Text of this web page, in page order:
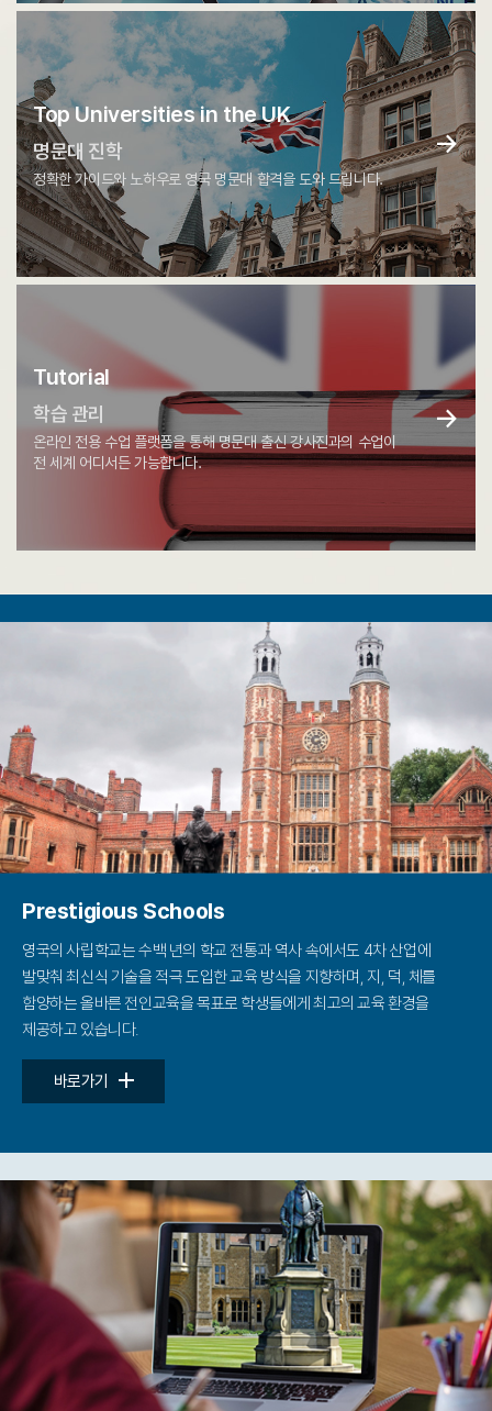
Top Universities in the UK
명문대 진학
정확한 가이드와 노하우로 영국 명문대 합격을 도와 드립니다.
→
Tutorial
학습 관리
온라인 전용 수업 플랫폼을 통해 명문대 출신 강사진과의 수업이
전 세계 어디서든 가능합니다.
→
Prestigious Schools
영국의 사립학교는 수백 년의 학교 전통과 역사 속에서도 4차 산업에
발맞춰 최신식 기술을 적극 도입한 교육 방식을 지향하며, 지, 덕, 체를
함양하는 올바른 전인교육을 목표로 학생들에게최고의 교육 환경을
제공하고 있습니다.
바로가기